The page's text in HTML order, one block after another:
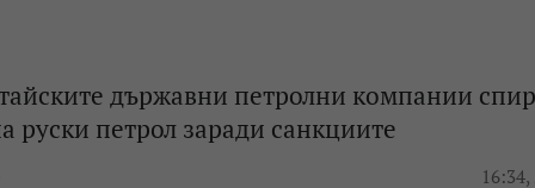
държавни петролни компании
руски петрол заради санкциите
16:34,